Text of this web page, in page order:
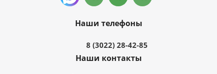
Наши телефоны
8 (3022) 28-42-85
Наши контакты